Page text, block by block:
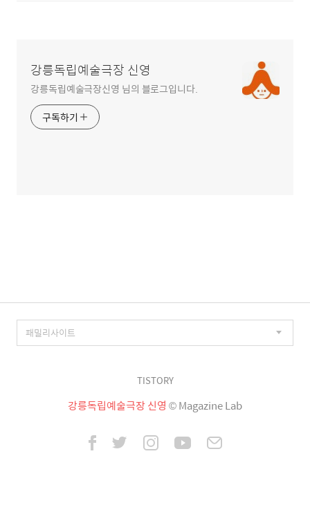
강릉독립예술극장 신영
강릉독립예술극장신영 님의 블로그입니다.
구독하기
TISTORY
강릉독립예술극장 신영 © Magazine Lab